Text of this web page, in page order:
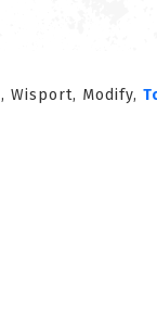
, Wisport, Modify,